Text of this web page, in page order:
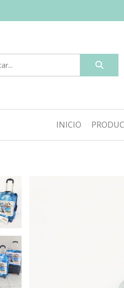
INICIO